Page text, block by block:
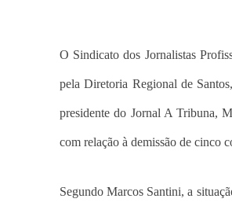
O Sindicato dos Jornalistas
pela Diretoria Regional de
presidente do Jornal A Tribuna,
com relação à demissão de cinco
Segundo Marcos Santini, a